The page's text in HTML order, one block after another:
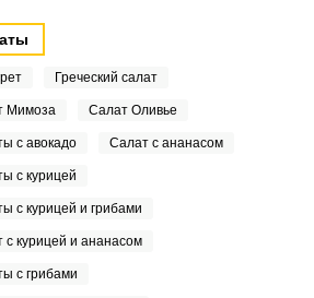
Греческий салат
Мимоза Салат Оливье
с авокадо Салат с ананасом
с курицей
с курицей и грибами
с курицей и ананасом
с грибами